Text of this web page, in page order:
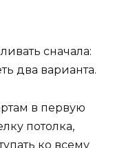
сначала:
два варианта.
в первую
потолка,
ко всему